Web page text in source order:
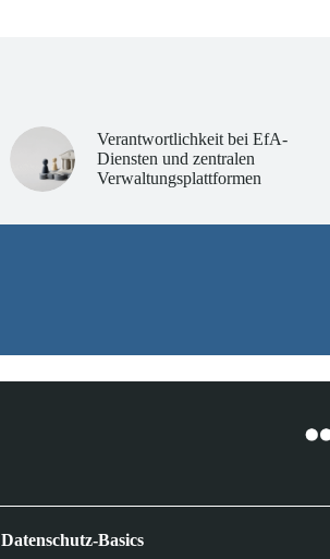
Verantwortlichkeit bei EfA-
Diensten und zentralen
Verwaltungsplattformen
Datenschutz-Basics